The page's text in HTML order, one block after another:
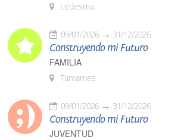
Ledesma
09/01/2026 31/12/2026
Construyendo mi Futuro
FAMILIA
Tamames
09/01/2026 31/12/2026
Construyendo mi Futuro
JUVENTUD